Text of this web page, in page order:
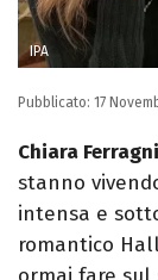
IPA
Pubblicato: 17
Chiara Ferragni
stanno
intensa e
romantico